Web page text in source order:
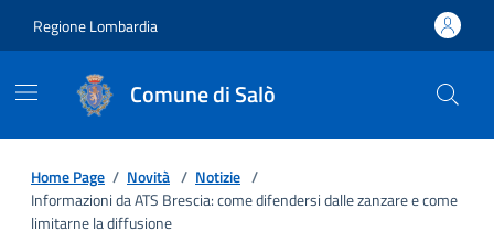
Regione Lombardia
Comune di Salò
Home Page / Novità / Notizie /
Informazioni da ATS Brescia: come difendersi dalle zanzare e come
limitarne la diffusione